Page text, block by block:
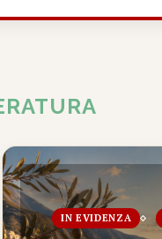
IN EVIDENZA